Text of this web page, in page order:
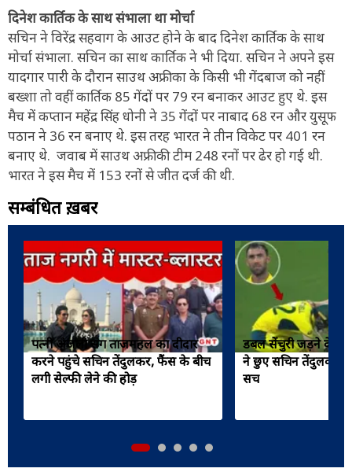
दिनेश कार्तिक के साथ संभाला था मोर्चा
सचिन ने विरेंद्र सहवाग के आउट होने के बाद दिनेश कार्तिक के साथ
मोर्चा संभाला. सचिन का साथ कार्तिक ने भी दिया. सचिन ने अपने इस
यादगार पारी के दौरान साउथ अफ्रीका के किसी भी गेंदबाज को नहीं
बख्शा तो वहीं कार्तिक 85 गेंदों पर 79 रन बनाकर आउट हुए थे. इस
मैच में कप्तान महेंद्र सिंह धोनी ने 35 गेंदों पर नाबाद 68 रन और युसूफ
पठान ने 36 रन बनाए थे. इस तरह भारत ने तीन विकेट पर 401 रन
बनाए थे. जवाब में साउथ अफ्रीकी टीम 248 रनों पर ढेर हो गई थी.
भारत ने इस मैच में 153 रनों से जीत दर्ज की थी.
सम्बंधित ख़बरें
पत्नी अंजली संग ताजमहल का दीदार
करने पहुंचे सचिन तेंदुलकर, फैंस के बीच
लगी सेल्फी लेने की होड़
डबल सेंचुरी जड़ने के
ने छुए सचिन तेंदुलकर के
सच